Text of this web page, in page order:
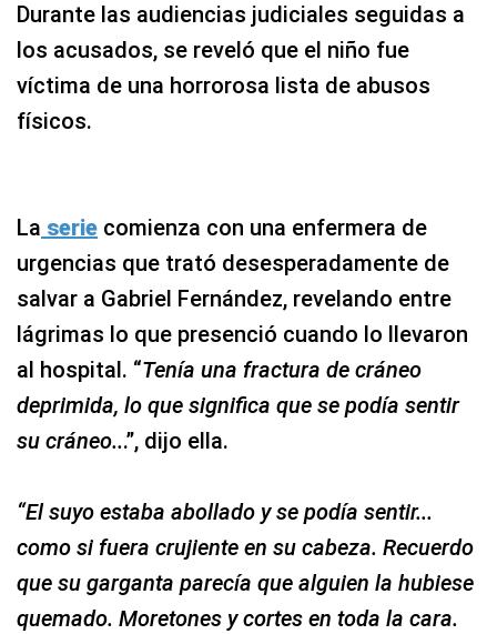
Durante las audiencias judiciales seguidas a
los acusados, se reveló que el niño fue
víctima de una horrorosa lista de abusos
físicos.
La serie comienza con una enfermera de
urgencias que trató desesperadamente de
salvar a Gabriel Fernández, revelando entre
lágrimas lo que presenció cuando lo llevaron
al hospital. “Tenía una fractura de cráneo
deprimida, lo que significa que se podía sentir
su cráneo...”, dijo ella.
“El suyo estaba abollado y se podía sentir...
como si fuera crujiente en su cabeza. Recuerdo
que su garganta parecía que alguien la hubiese
quemado. Moretones y cortes en toda la cara.